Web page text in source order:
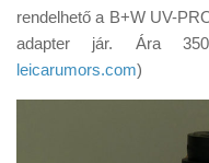
rendelhető a B+W UV-
adapter jár. Ára
leicarumors.com)